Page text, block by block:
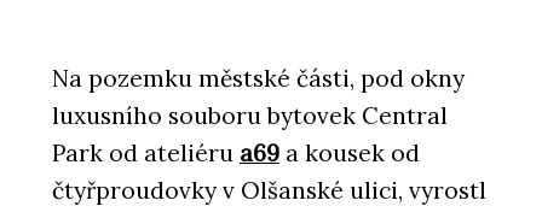
Na pozemku městské části, pod okny
luxusního souboru bytovek Central
Park od ateliéru a69 a kousek od
čtyřproudovky v Olšanské ulici, vyrostl